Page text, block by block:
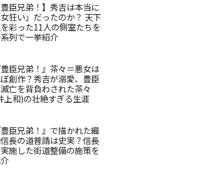
豊臣兄弟！】秀吉は本当に
女狂い」だったのか？ 天下
を彩った11人の側室たちを
列で一挙紹介
豊臣兄弟！』茶々＝悪女は
創作？秀吉が溺愛、豊臣
亡を背負わされた茶々
上和)の壮絶すぎる生涯
豊臣兄弟！』で描かれた織
長の道普請は史実？信長
施した街道整備の施策を